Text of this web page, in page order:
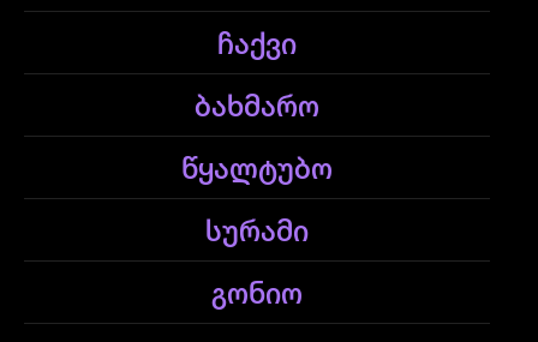
ჩაქვი
ბახმარო
წყალტუბო
სურამი
გონიო